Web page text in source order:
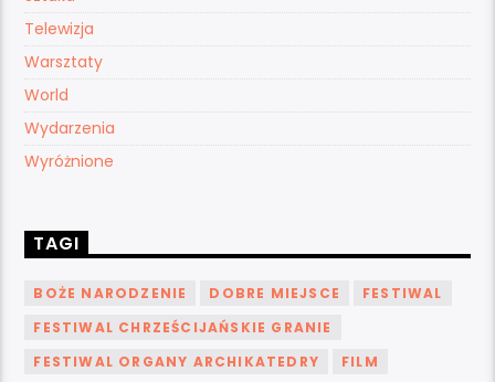
Telewizja
Warsztaty
World
Wydarzenia
Wyróżnione
TAGI
BOŻE NARODZENIE DOBRE MIEJSCE
FESTIWAL
FESTIWAL CHRZEŚCIJAŃSKIE GRANIE
FESTIWAL ORGANY ARCHIKATEDRY
FILM